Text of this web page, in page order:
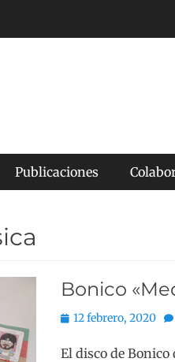
Publicaciones
Bonico
Publicado
12 febrero, 2020
El disco de